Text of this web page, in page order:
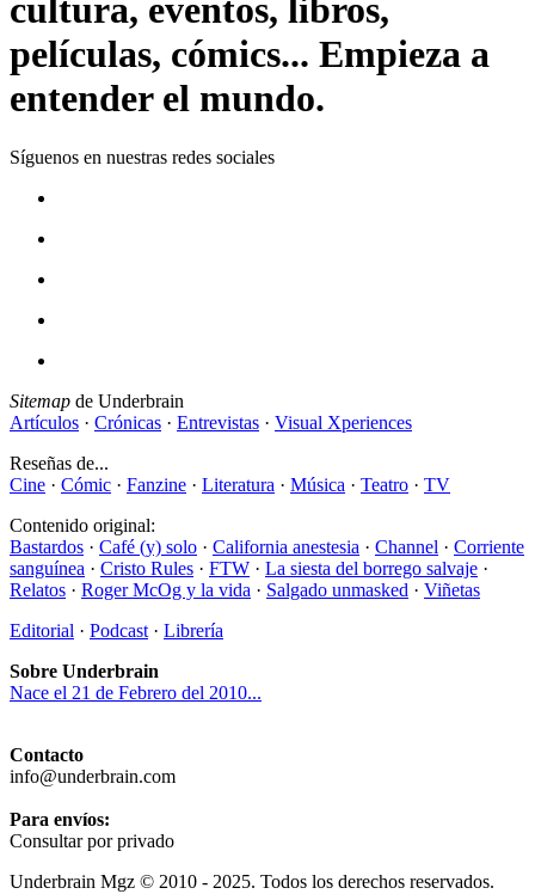
cultura, eventos, libros,
películas, cómics... Empieza a
entender el mundo.
Síguenos en nuestras redes sociales
Sitemap de Underbrain
Artículos · Crónicas · Entrevistas · Visual Xperiences
Reseñas de...
Cine · Cómic · Fanzine · Literatura · Música · Teatro · TV
Contenido original:
Bastardos · Café (y) solo · California anestesia · Channel · Corriente
sanguínea · Cristo Rules · FTW · La siesta del borrego salvaje ·
Relatos · Roger McOg y la vida · Salgado unmasked · Viñetas
Editorial · Podcast · Librería
Sobre Underbrain
Nace el 21 de Febrero del 2010...
Contacto
info@underbrain.com
Para envíos:
Consultar por privado
Underbrain Mgz © 2010 - 2025. Todos los derechos reservados.